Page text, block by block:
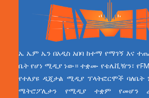
ኤ ኤም ኤን በአዲስ አበባ ከተማ የማገኝ እና
ቤት የሆነ ሚዲያ ነው። ተቋሙ የቴሌቪዥን፣
የተለያዩ ዲጂታል ሚዲያ ፕላትፎርሞች ባለቤት
ሜትሮፖሊታን የሚዲያ ተቋም የመሆን